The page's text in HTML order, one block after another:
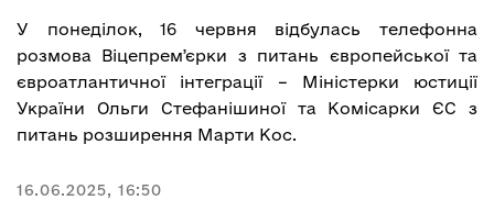
У понеділок, 16 червня відбулась телефонна
розмова Віцепремʼєрки з питань європейської та
євроатлантичної інтеграції – Міністерки юстиції
України Ольги Стефанішиної та Комісарки ЄС з
питань розширення Марти Кос.
16.06.2025, 16:50